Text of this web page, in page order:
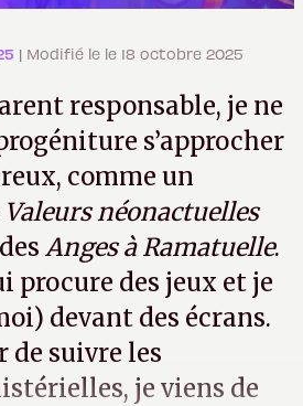
| Modifié le le 18 octobre 2025
responsable, je ne
s’approcher
comme un
Valeurs néonactuelles
Anges à Ramatuelle.
procure des jeux et je
devant des écrans.
de suivre les
je viens de